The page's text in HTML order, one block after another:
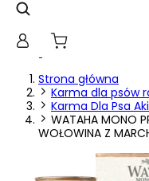
Strona główna
Karma dla psów
Karma Dla Psa
WATAHA MONO
WOŁOWINA Z
funkcji witryny i witryna nie
nich. Te pliki cookie nie
umożliwiających
Preferencje
Pliki cookie dotyczące
informacji, które zmieniają
preferowany język lub